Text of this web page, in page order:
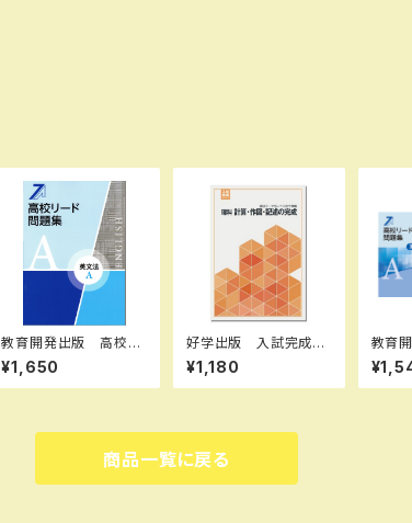
教育開発出版 高校リ
ード問題集 英文法 A
，英文法 B 2026年度
版 各科目（選択くださ
¥1,650
好学出版 入試完成シ
リーズ 理科 計算・作
図・記述の完成 2026
年度版 新品完全セッ
975-086
¥1,180
教育
ード
A ，
年度
商品一覧に戻る